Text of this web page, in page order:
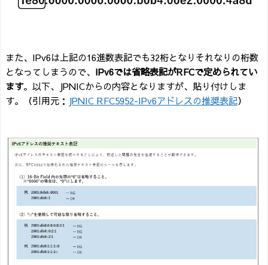
また、IPv6は上記の16進数表記でも32桁となりそれなりの桁数
となってしまうので、 IPv6では省略表記がRFCで定められてい
ます。以下、JPNICからの内容となりますが、貼り付けしま
す。（引用元： JPNIC RFC5952-IPv6アドレスの推奨表記）